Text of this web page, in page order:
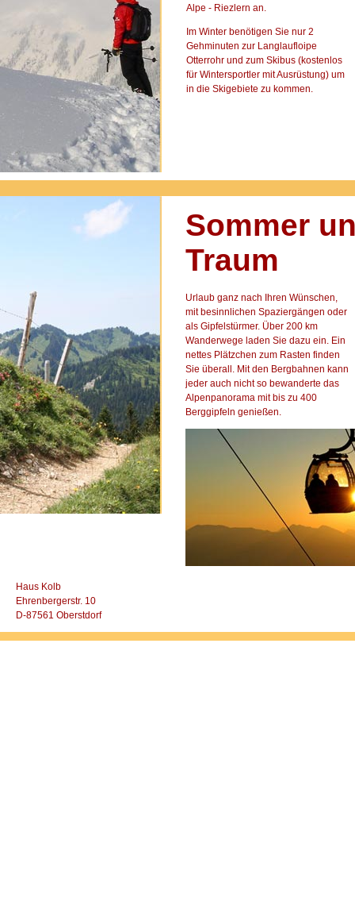
Alpe - Riezlern an.
Im Winter benötigen Sie nur 2
Gehminuten zur Langlaufloipe
Otterrohr und zum Skibus (kostenlos
für Wintersportler mit Ausrüstung) um
in die Skigebiete zu kommen.
Sommer
Traum
Urlaub ganz nach Ihren Wünschen,
mit besinnlichen Spaziergängen oder
als Gipfelstürmer. Über 200 km
Wanderwege laden Sie dazu ein. Ein
nettes Plätzchen zum Rasten finden
Sie überall. Mit den Bergbahnen kann
jeder auch nicht so bewanderte das
Alpenpanorama mit bis zu 400
Berggipfeln genießen.
Haus Kolb
Ehrenbergerstr. 10
D-87561 Oberstdorf